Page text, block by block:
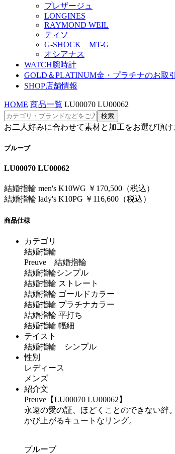
プレザージュ
LONGINES
RAYMOND WEIL
ティソ
G-SHOCK MT-G
オシアナス
WATCH腕時計
GOLD＆PLATINUM金・プラチナのお取引
SHOP店舗情報
HOME 商品一覧 LU00070 LU00062
お二人好みに合わせて素材と加工をお選び頂
プルーブ
LU00070 LU00062
結婚指輪 men's K10WG ￥170,500（税込）
結婚指輪 lady's K10PG ￥116,600（税込）
商品仕様
カテゴリ
結婚指輪
Preuve 結婚指輪
結婚指輪シンプル
結婚指輪 ストレート
結婚指輪 ゴールドカラー
結婚指輪 プラチナカラー
結婚指輪 平打ち
結婚指輪 幅細
テイスト
結婚指輪 シンプル
性別
レディース
メンズ
紹介文
Preuve【LU00070 LU00062】
永遠の愛の証、ほどくことのできない絆
かび上がるキュートなリング。
プルーブ